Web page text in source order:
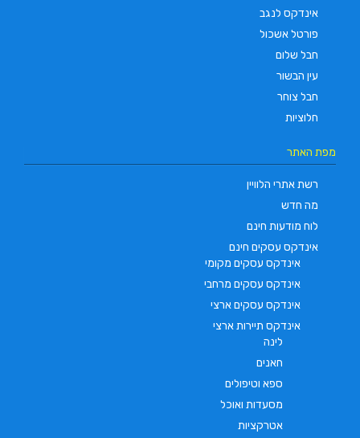
אינדקס לנגב
פורטל אשכול
חבל שלום
עין הבשור
חבל צוחר
חלוציות
מפת האתר
רשת אתרי הלוויין
מה חדש
לוח מודעות חינם
אינדקס עסקים חינם
אינדקס עסקים מקומי
אינדקס עסקים מרחבי
אינדקס עסקים ארצי
אינדקס תיירות ארצי
לינה
חאנים
ספא וטיפולים
מסעדות ואוכל
אטרקציות